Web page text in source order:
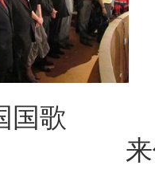
印